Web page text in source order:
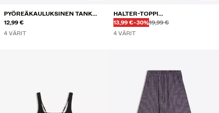
PYÖREÄKAULUKSINEN TANK
BODY
12,99 €
4 VÄRIT
HALTER-TOPPI
PELLAVASEKOITETTA
ALENNETTU HINTA
13,99 €ALENNUS
-30%Ennen
19,99 €
Ennen
4 VÄRIT